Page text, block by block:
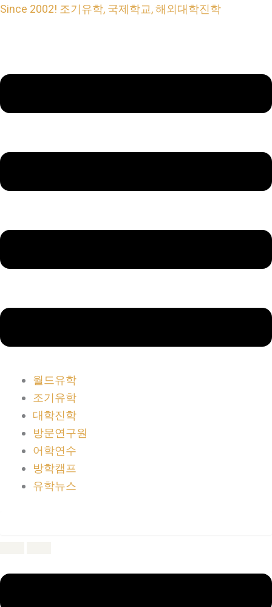
콘
건
뛰
Since 2002! 조기유학, 국제학교, 해외대학진학
Menu
월드유학
조기유학
대학진학
방문연구원
어학연수
방학캠프
유학뉴스
Menu